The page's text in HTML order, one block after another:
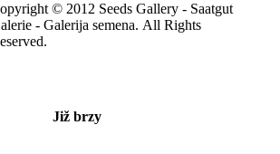
© 2012 Seeds Gallery - Saatgut
- Galerija semena. All Rights
Již brzy